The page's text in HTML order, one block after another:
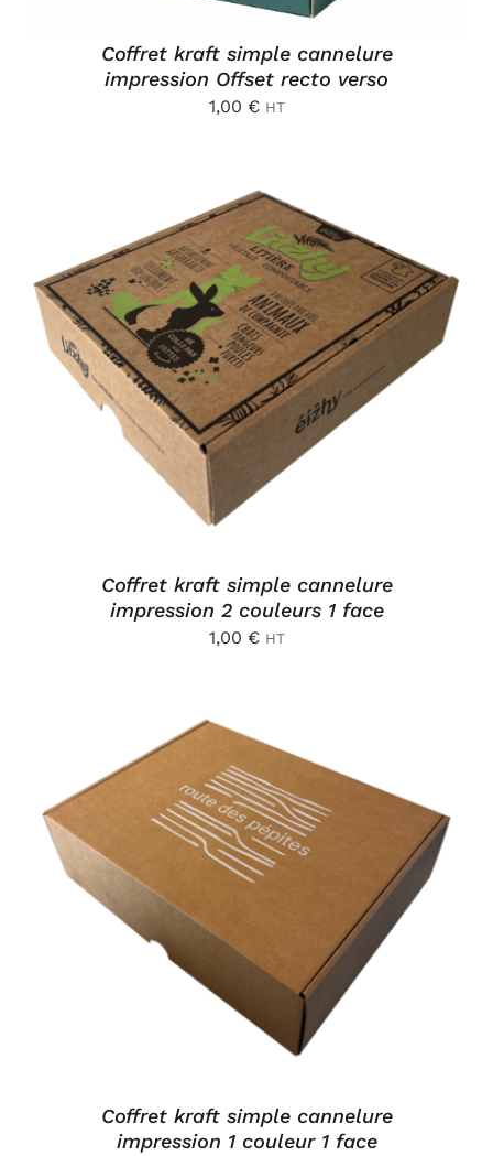
Coffret kraft simple cannelure
impression Offset recto verso
1,00 € HT
AJOUTER AU PANIER
/
DÉTAILS
Coffret kraft simple cannelure
impression 2 couleurs 1 face
1,00 € HT
AJOUTER AU PANIER
DÉTAILS
Coffret kraft simple cannelure
impression 1 couleur 1 face